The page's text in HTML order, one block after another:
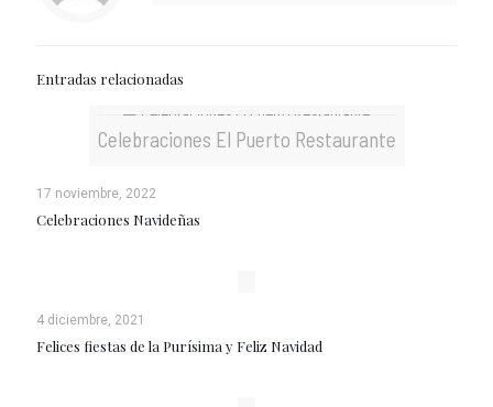
Entradas relacionadas
Celebraciones El Puerto Restaurante
17 noviembre, 2022
Celebraciones Navideñas
4 diciembre, 2021
Felices fiestas de la Purísima y Feliz Navidad